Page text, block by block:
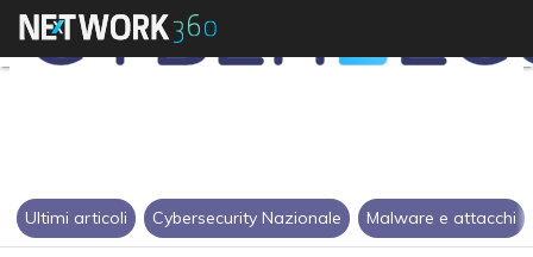
Ultimi articoli Cybersecurity Nazionale Malware e attacchi